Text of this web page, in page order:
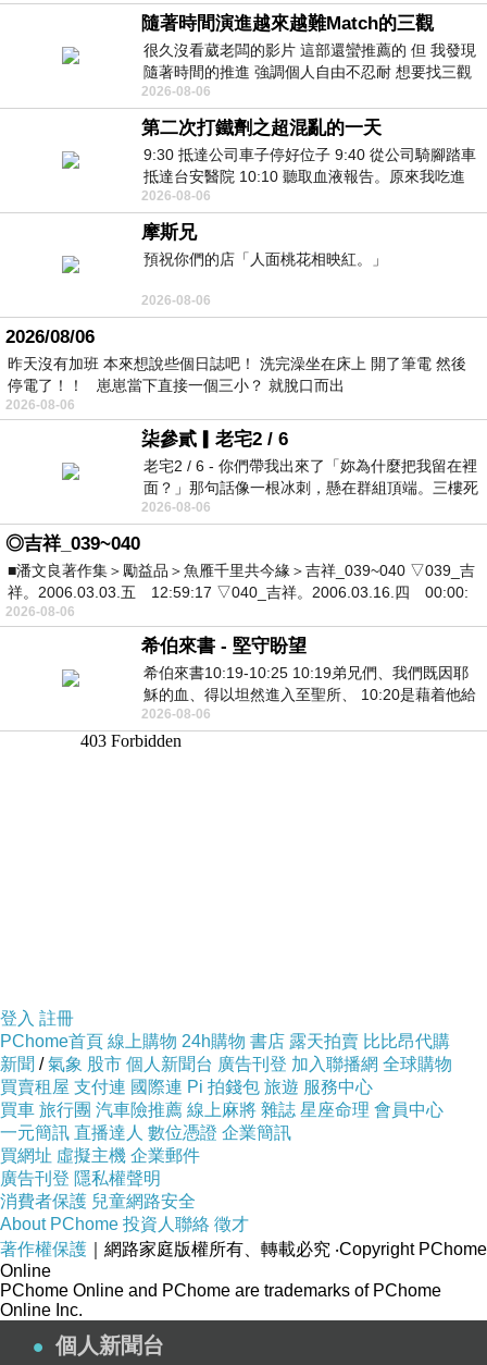
隨著時間演進越來越難Match的三觀
很久沒看葳老闆的影片 這部還蠻推薦的 但 我發現
隨著時間的推進 強調個人自由不忍耐 想要找三觀
接近的不要說對象 連朋友都超
2026-08-06
第二次打鐵劑之超混亂的一天
9:30 抵達公司車子停好位子 9:40 從公司騎腳踏車
抵達台安醫院 10:10 聽取血液報告。原來我吃進
去的 B12 彌可保並非沒有吸收而是超
2026-08-06
摩斯兄
預祝你們的店「人面桃花相映紅。」
2026-08-06
2026/08/06
昨天沒有加班 本來想說些個日誌吧！ 洗完澡坐在床上 開了筆電 然後
停電了！！ 崽崽當下直接一個三小？ 就脫口而出
2026-08-06
柒參貳▎老宅2 / 6
老宅2 / 6 - 你們帶我出來了「妳為什麼把我留在裡
面？」那句話像一根冰刺，懸在群組頂端。三樓死
死盯著照片裡的人。那個人確實站在
2026-08-06
◎吉祥_039~040
■潘文良著作集＞勵益品＞魚雁千里共今緣＞吉祥_039~040 ▽039_吉
祥。2006.03.03.五 12:59:17 ▽040_吉祥。2006.03.16.四 00:00:
2026-08-06
希伯來書 - 堅守盼望
希伯來書10:19-10:25 10:19弟兄們、我們既因耶
穌的血、得以坦然進入至聖所、 10:20是藉着他給
我們開了一條又新又活的路從幔子經過
2026-08-06
登入 註冊
PChome首頁 線上購物 24h購物 書店 露天拍賣 比比昂代購
新聞 / 氣象 股市 個人新聞台 廣告刊登 加入聯播網 全球購物
買賣租屋 支付連 國際連 Pi 拍錢包 旅遊 服務中心
買車 旅行團 汽車險推薦 線上麻將 雜誌 星座命理 會員中心
一元簡訊 直播達人 數位憑證 企業簡訊
買網址 虛擬主機 企業郵件
廣告刊登 隱私權聲明
消費者保護 兒童網路安全
About PChome 投資人聯絡 徵才
著作權保護 ｜網路家庭版權所有、轉載必究 ‧Copyright PChome
Online
PChome Online and PChome are trademarks of PChome
Online Inc.
個人新聞台